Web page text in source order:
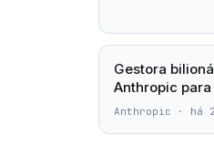
Gestora
Anthropic
Anthropic · há